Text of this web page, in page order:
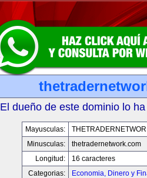
El dueño de este dominio lo
Mayusculas:
Minusculas:
thetradernetwork.com
Longitud:
16 caracteres
Categorias:
Economia, Dinero y